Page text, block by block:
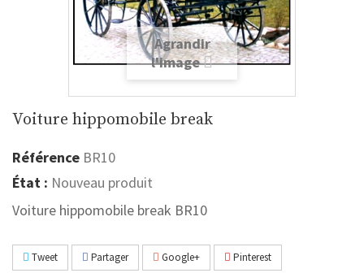
Agrandir
l'image
Voiture hippomobile break
Référence BR10
État : Nouveau produit
Voiture hippomobile break BR10
Tweet Partager Google+ Pinterest